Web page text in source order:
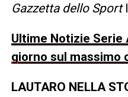
Gazzetta dello Sport
Ultime Notizie
giorno sul massimo
LAUTARO NELLA